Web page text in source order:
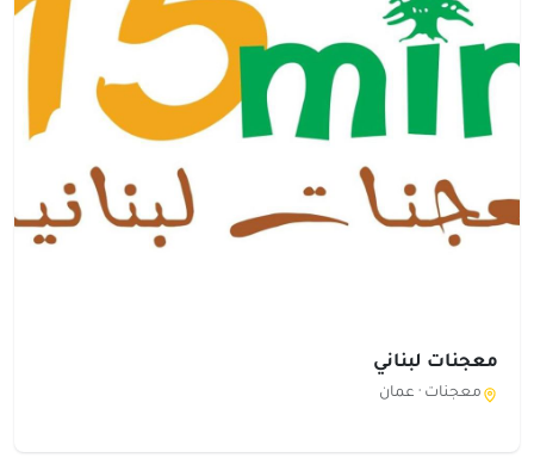
معجنات لبناني
معجنات · عمان